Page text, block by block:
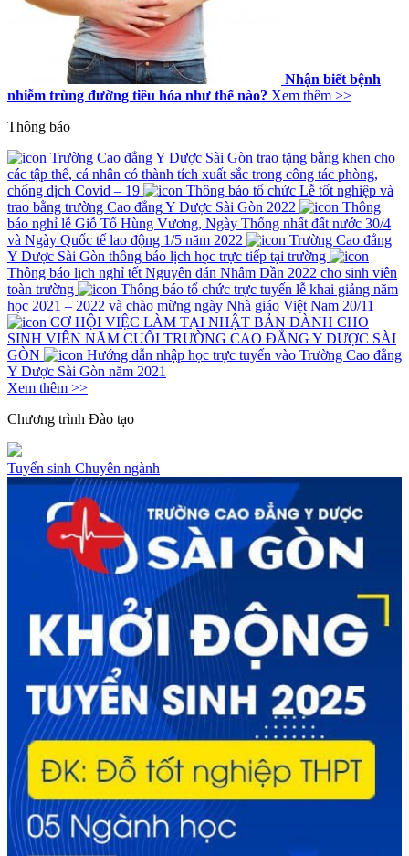
Nhận biết bệnh
nhiễm trùng đường tiêu hóa như thế nào? Xem thêm >>
Thông báo
Trường Cao đẳng Y Dược Sài Gòn trao tặng bằng khen cho
các tập thể, cá nhân có thành tích xuất sắc trong công tác phòng,
chống dịch Covid – 19
Thông báo tổ chức Lễ tốt nghiệp và
trao bằng trường Cao đẳng Y Dược Sài Gòn 2022
Thông
báo nghỉ lễ Giỗ Tổ Hùng Vương, Ngày Thống nhất đất nước 30/4
và Ngày Quốc tế lao động 1/5 năm 2022
Trường Cao đẳng
Y Dược Sài Gòn thông báo lịch học trực tiếp tại trường
Thông báo lịch nghỉ tết Nguyên đán Nhâm Dần 2022 cho sinh viên
toàn trường
Thông báo tổ chức trực tuyến lễ khai giảng năm
học 2021 – 2022 và chào mừng ngày Nhà giáo Việt Nam 20/11
CƠ HỘI VIỆC LÀM TẠI NHẬT BẢN DÀNH CHO
SINH VIÊN NĂM CUỐI TRƯỜNG CAO ĐẲNG Y DƯỢC SÀI
GÒN
Hướng dẫn nhập học trực tuyến vào Trường Cao đẳng
Y Dược Sài Gòn năm 2021
Xem thêm >>
Chương trình Đào tạo
Tuyển sinh Chuyên ngành